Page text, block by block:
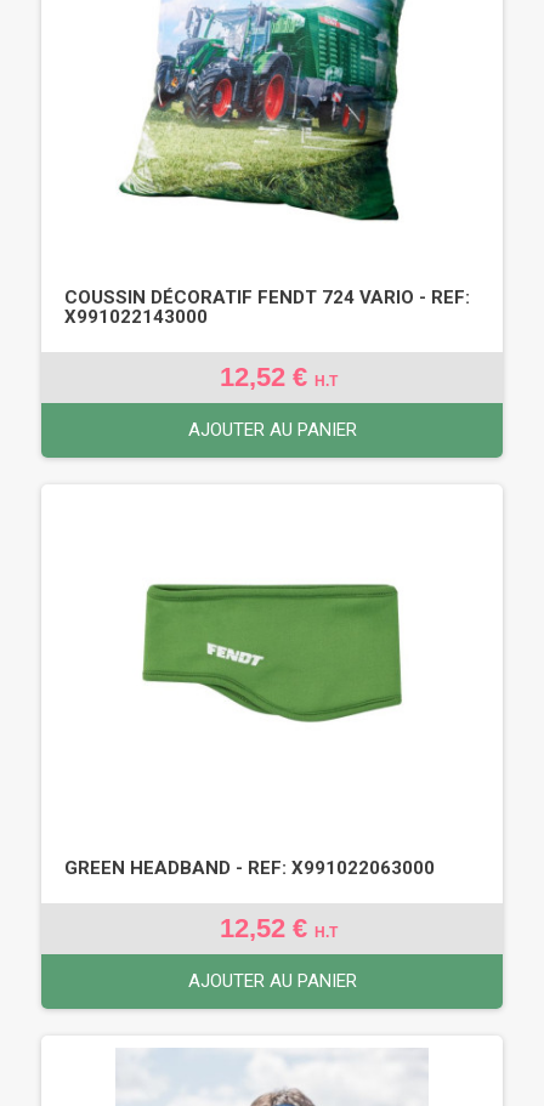
COUSSIN DÉCORATIF FENDT 724 VARIO - REF:
X991022143000
12,52 € H.T
AJOUTER AU PANIER
GREEN HEADBAND - REF: X991022063000
12,52 € H.T
AJOUTER AU PANIER